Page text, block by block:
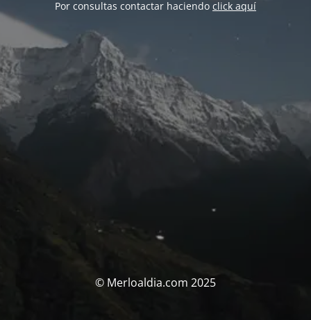
Por consultas contactar haciendo click aquí
© Merloaldia.com 2025